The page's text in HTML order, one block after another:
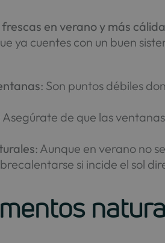
en verano y más
ya cuentes con un buen
: Son puntos débiles
Asegúrate de que las
: Aunque en verano no
si incide el sol